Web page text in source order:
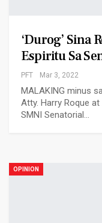
‘Durog’ Sina
Espiritu Sa
PFT Mar 3, 2022
MALAKING minus
Atty. Harry Roque
SMNI Senatorial…
OPINION